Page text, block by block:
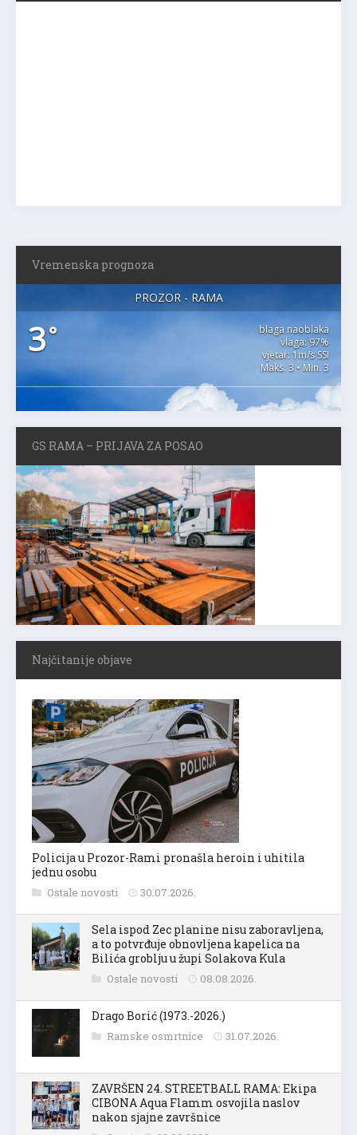
Vremenska prognoza
PROZOR - RAMA
3°
blaga naoblaka
vlaga: 97%
vjetar: 1m/s SSI
Maks. 3 • Min. 3
GS RAMA – PRIJAVA ZA POSAO
Najčitanije objave
Policija u Prozor-Rami pronašla heroin i uhitila
jednu osobu
Ostale novosti 30.07.2026.
Sela ispod Zec planine nisu zaboravljena,
a to potvrđuje obnovljena kapelica na
Bilića groblju u župi Solakova Kula
Ostale novosti 08.08.2026.
Drago Borić (1973.-2026.)
Ramske osmrtnice 31.07.2026.
ZAVRŠEN 24. STREETBALL RAMA: Ekipa
CIBONA Aqua Flamm osvojila naslov
nakon sjajne završnice